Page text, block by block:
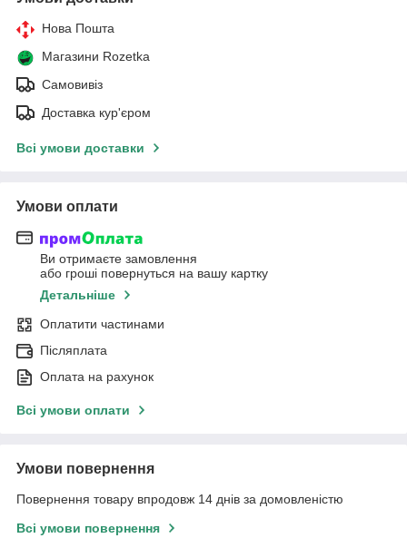
Нова Пошта
Магазини Rozetka
Самовивіз
Доставка кур'єром
Всі умови доставки
Умови оплати
Ви отримаєте замовлення
або гроші повернуться на вашу картку
Детальніше
Оплатити частинами
Післяплата
Оплата на рахунок
Всі умови оплати
Умови повернення
Повернення товару впродовж 14 днів за домовленістю
Всі умови повернення